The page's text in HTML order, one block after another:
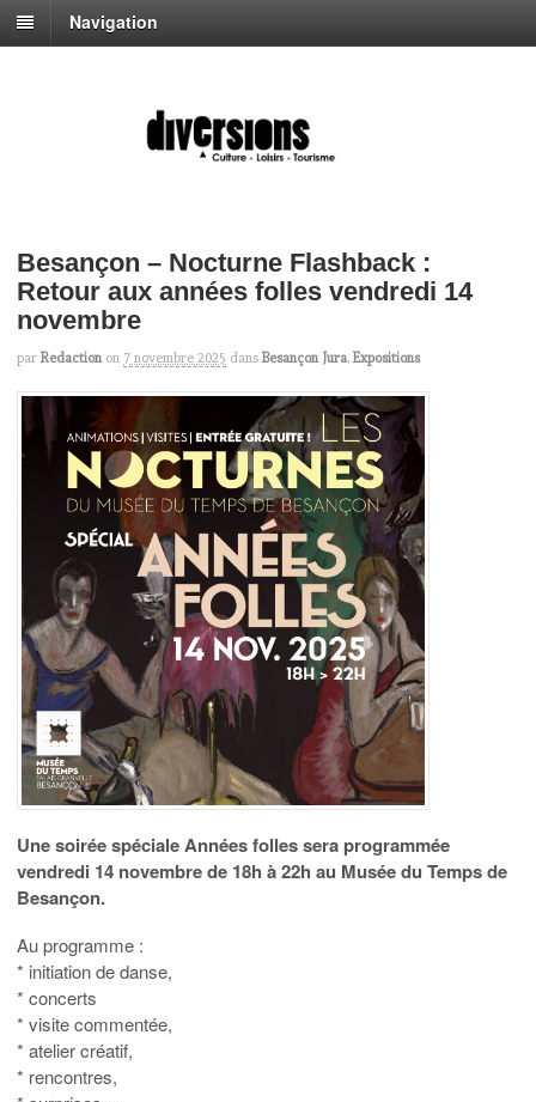
Navigation
Besançon – Nocturne Flashback :
Retour aux années folles vendredi 14
novembre
par Redaction on 7 novembre 2025 dans Besançon Jura, Expositions
Une soirée spéciale Années folles sera programmée
vendredi 14 novembre de 18h à 22h au Musée du Temps de
Besançon.
Au programme :
* initiation de danse,
* concerts
* visite commentée,
* atelier créatif,
* rencontres,